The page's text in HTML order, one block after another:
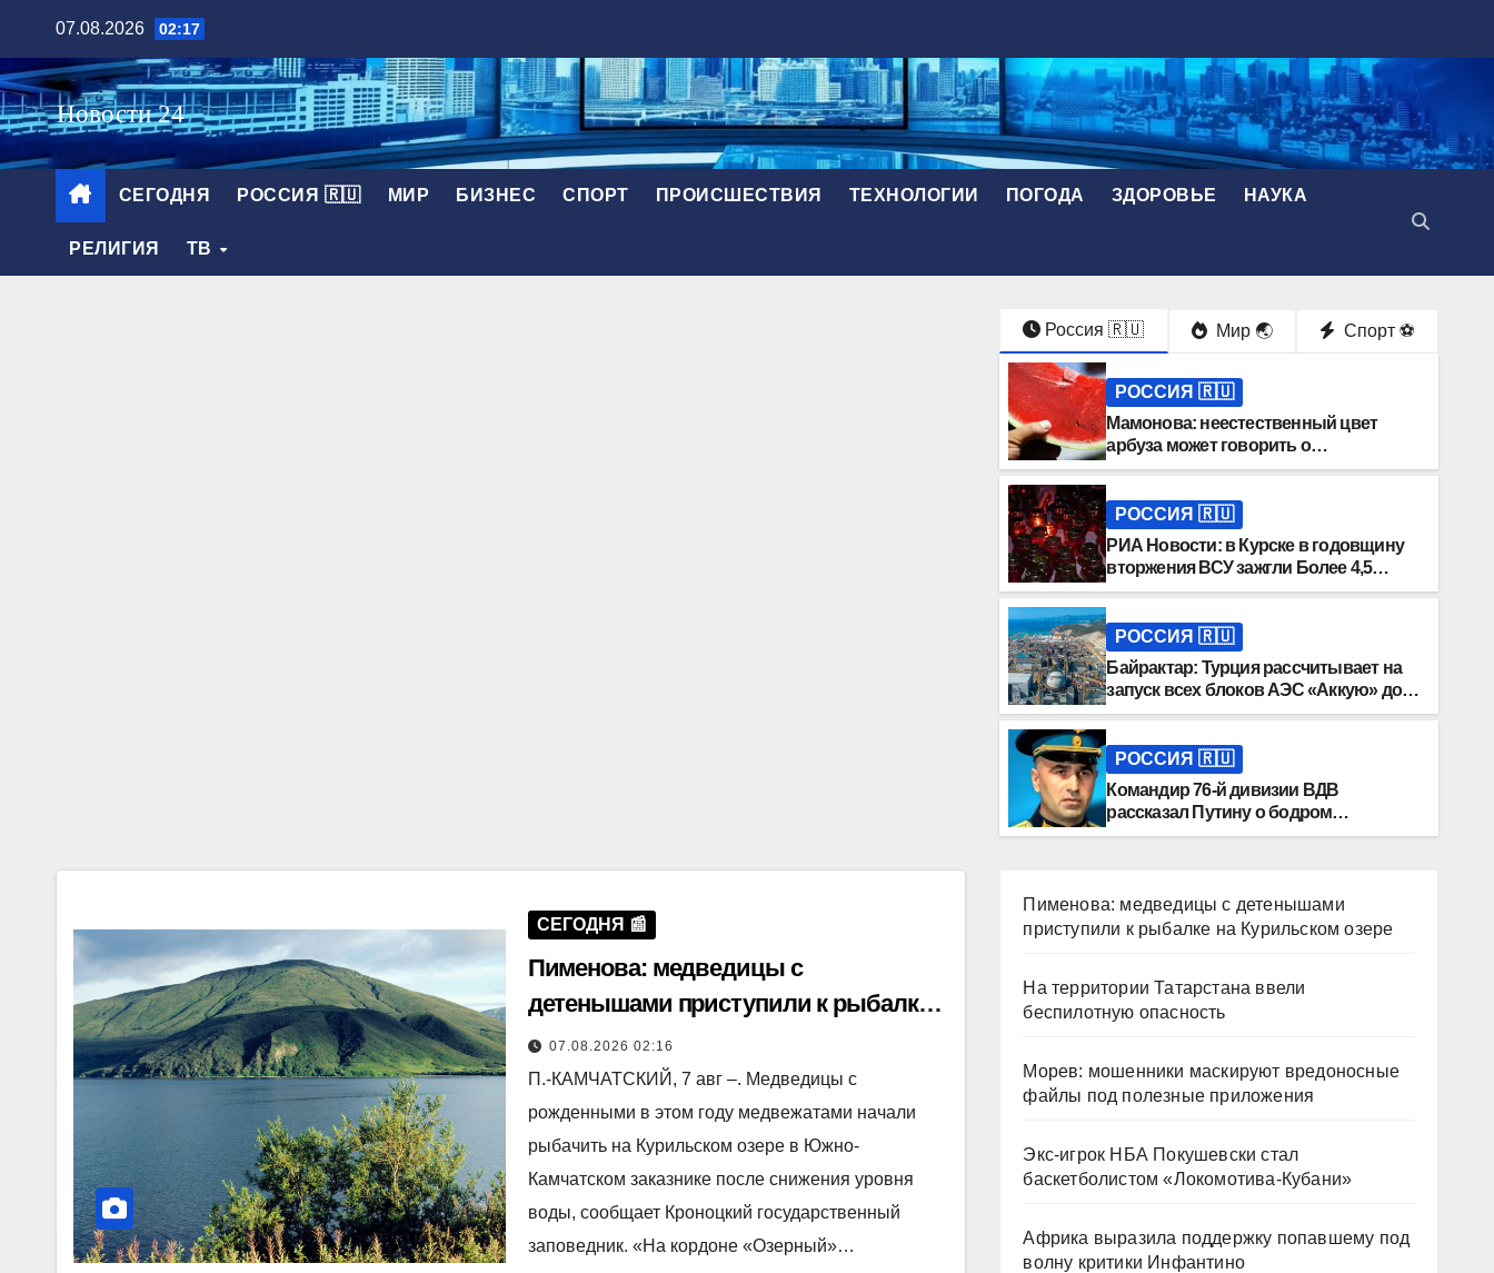
содержимому
07.08.2026 02:17
СЕГОДНЯ РОССИЯ 🇷🇺 МИР БИЗНЕС СПОРТ ПРОИСШЕСТВИЯ ТЕХНОЛОГИИ ПОГОДА ЗДОРОВЬЕ НАУКА
РЕЛИГИЯ ТВ
Россия 🇷🇺 Мир 🌏 Спорт ⚽️
РОССИЯ 🇷🇺
Мамонова: неестественный цвет
арбуза может говорить о
переизбытке нитратов
РОССИЯ 🇷🇺
РИА Новости: в Курске в годовщину
вторжения ВСУ зажгли Более 4,5
тысячи свечей
РОССИЯ 🇷🇺
Байрактар: Турция рассчитывает на
запуск всех блоков АЭС «Аккую» до
2030 года
РОССИЯ 🇷🇺
Командир 76-й дивизии ВДВ
рассказал Путину о бодром
настроении бойцов в ДНР
СЕГОДНЯ 📰
Пименова: медведицы с
детенышами приступили к рыбалке
на Курильском озере
07.08.2026 02:16
П.-КАМЧАТСКИЙ, 7 авг –. Медведицы с
рожденными в этом году медвежатами начали
рыбачить на Курильском озере в Южно-
Камчатском заказнике после снижения уровня
воды, сообщает Кроноцкий государственный
заповедник. «На кордоне «Озерный»…
Пименова: медведицы с детенышами
приступили к рыбалке на Курильском озере
На территории Татарстана ввели
беспилотную опасность
Морев: мошенники маскируют вредоносные
файлы под полезные приложения
Экс-игрок НБА Покушевски стал
баскетболистом «Локомотива-Кубани»
Африка выразила поддержку попавшему под
волну критики Инфантино